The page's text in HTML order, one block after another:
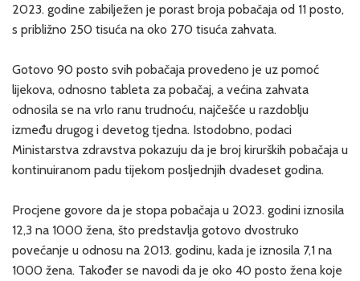
2023. godine zabilježen je porast broja pobačaja od 11 posto,
s približno 250 tisuća na oko 270 tisuća zahvata.
Gotovo 90 posto svih pobačaja provedeno je uz pomoć
lijekova, odnosno tableta za pobačaj, a većina zahvata
odnosila se na vrlo ranu trudnoću, najčešće u razdoblju
između drugog i devetog tjedna. Istodobno, podaci
Ministarstva zdravstva pokazuju da je broj kirurških pobačaja u
kontinuiranom padu tijekom posljednjih dvadeset godina.
Procjene govore da je stopa pobačaja u 2023. godini iznosila
12,3 na 1000 žena, što predstavlja gotovo dvostruko
povećanje u odnosu na 2013. godinu, kada je iznosila 7,1 na
1000 žena. Također se navodi da je oko 40 posto žena koje